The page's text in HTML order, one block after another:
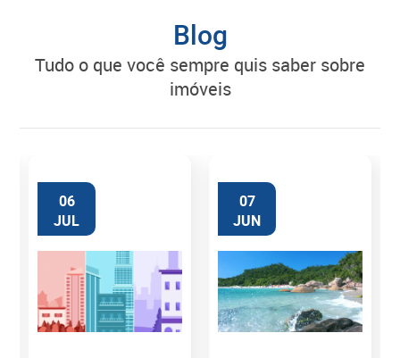
Blog
tudo o que você sempre quis saber sobre
imóveis
06
JUL
07
JUN